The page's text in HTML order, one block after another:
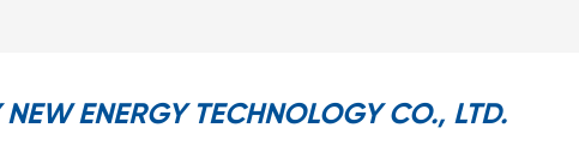
ENERGY TECHNOLOGY CO., LTD.